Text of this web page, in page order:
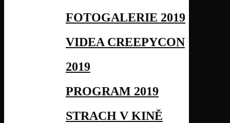
FOTOGALERIE 2019
VIDEA CREEPYCON
2019
PROGRAM 2019
STRACH V KINĚ